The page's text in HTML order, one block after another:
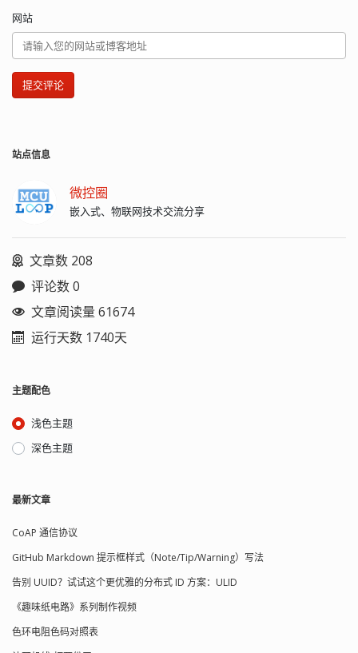
网站
提交评论
站点信息
微控圈
嵌入式、物联网技术交流分享
文章数 208
评论数 0
文章阅读量 61674
运行天数 1740天
主题配色
浅色主题
深色主题
最新文章
CoAP 通信协议
GitHub Markdown 提示框样式（Note/Tip/Warning）写法
告别 UUID？试试这个更优雅的分布式 ID 方案：ULID
《趣味纸电路》系列制作视频
色环电阻色码对照表